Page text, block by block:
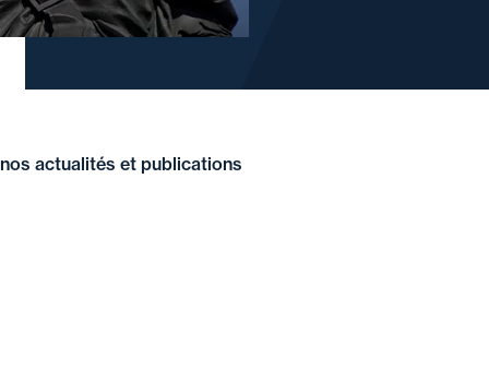
actualités et publications